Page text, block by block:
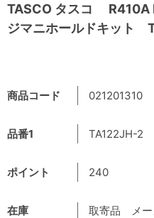
TASCO タスコ R410A
ジマニホールドキット
商品コード 021201310
品番1 TA122JH-2
ポイント 240
在庫
取寄品 メー